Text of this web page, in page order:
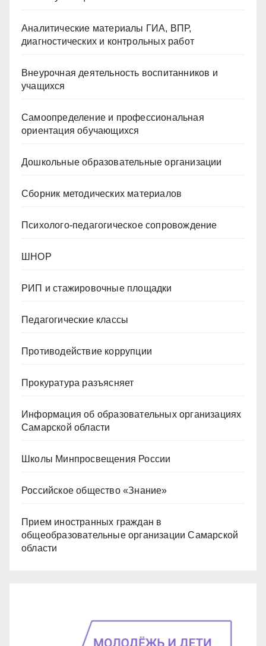
Аналитические материалы ГИА, ВПР,
диагностических и контрольных работ
Внеурочная деятельность воспитанников и
учащихся
Самоопределение и профессиональная
ориентация обучающихся
Дошкольные образовательные организации
Сборник методических материалов
Психолого-педагогическое сопровождение
ШНОР
РИП и стажировочные площадки
Педагогические классы
Противодействие коррупции
Прокуратура разъясняет
Информация об образовательных организациях
Самарской области
Школы Минпросвещения России
Российское общество «Знание»
Прием иностранных граждан в
общеобразовательные организации Самарской
области